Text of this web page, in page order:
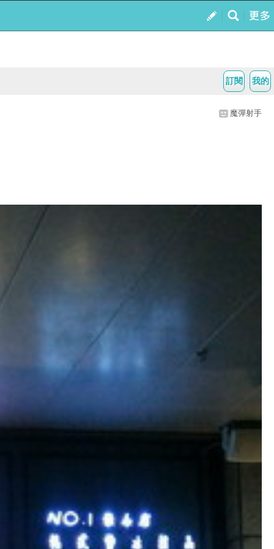
我的
訂閱
魔彈射手